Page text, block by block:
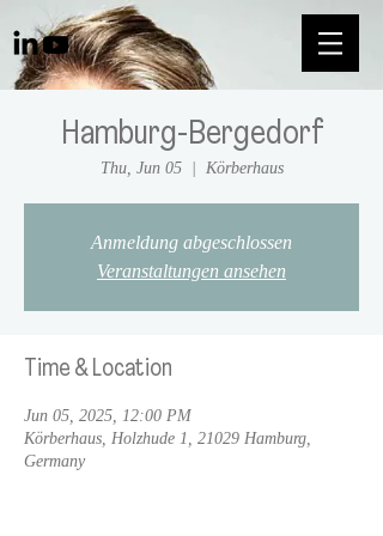
Hamburg-Bergedorf
Thu, Jun 05
  |
Körberhaus
Anmeldung abgeschlossen
Veranstaltungen ansehen
Time & Location
Jun 05, 2025, 12:00 PM
Körberhaus, Holzhude 1, 21029 Hamburg,
Germany